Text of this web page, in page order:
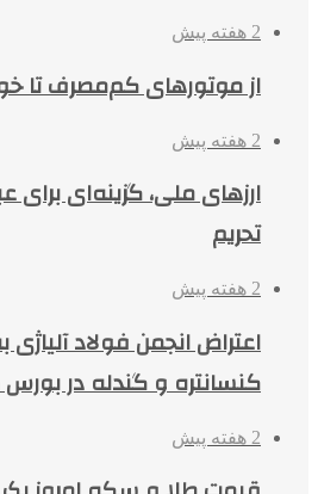
2 هفته پیش
از موتورهای کم‌مصرف تا
2 هفته پیش
ارزهای ملی، گزینه‌ای برای
تحریم
2 هفته پیش
اعتراض انجمن فولاد
کنسانتره و گندله در بورس
2 هفته پیش